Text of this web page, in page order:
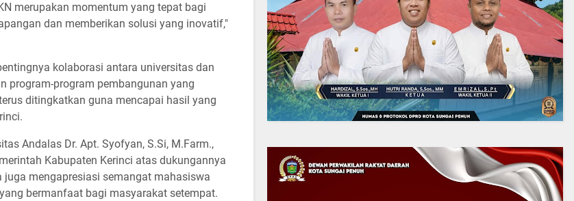
merupakan momentum yang tepat bagi
dan memberikan solusi yang inovatif,"
kolaborasi antara universitas dan
program-program pembangunan yang
ditingkatkan guna mencapai hasil yang
Andalas Dr. Apt. Syofyan, S.Si, M.Farm.,
Kabupaten Kerinci atas dukungannya
mengapresiasi semangat mahasiswa
bermanfaat bagi masyarakat setempat.